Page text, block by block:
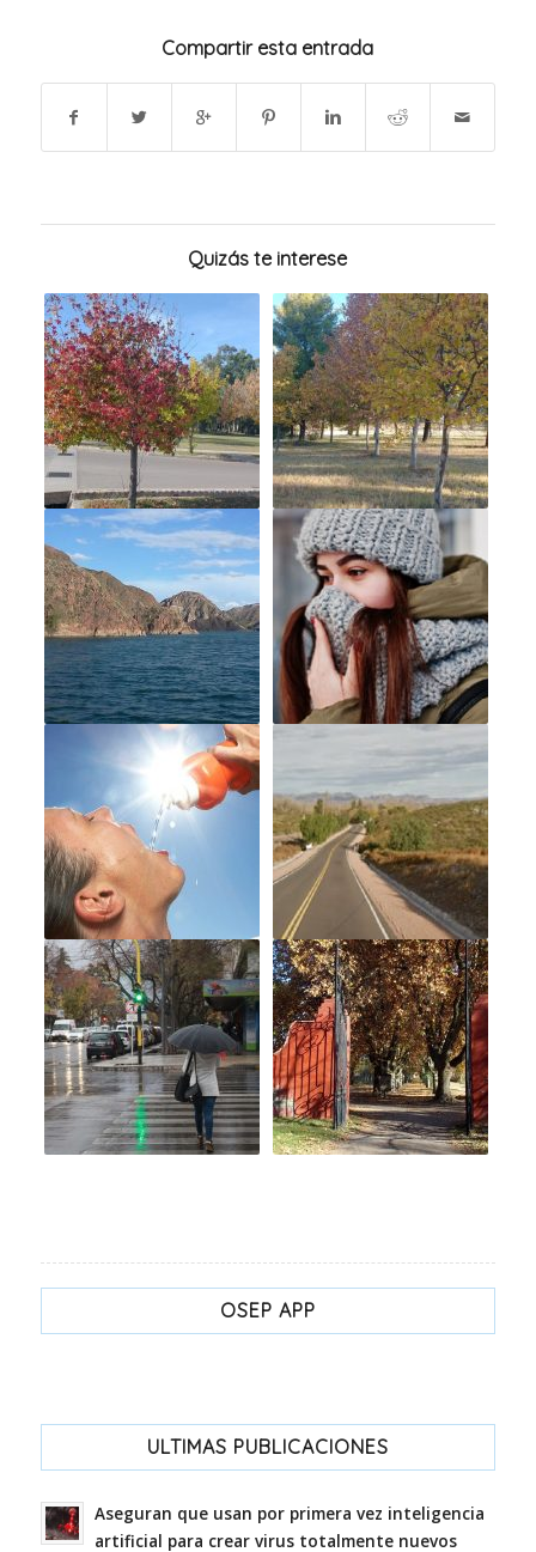
Compartir esta entrada
Quizás te interese
OSEP APP
ULTIMAS PUBLICACIONES
Aseguran que usan por primera vez inteligencia
artificial para crear virus totalmente nuevos